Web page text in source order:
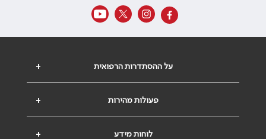
+ על ההסתדרות הרפואית
+ פעולות מהירות
+ לוחות מידע